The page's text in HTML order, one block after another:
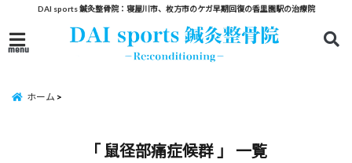
DAI sports 鍼灸整骨院：寝屋川市、枚方市のケガ早期回復の香里園駅の治療院
menu
ホーム
「 鼠径部痛症候群 」 一覧